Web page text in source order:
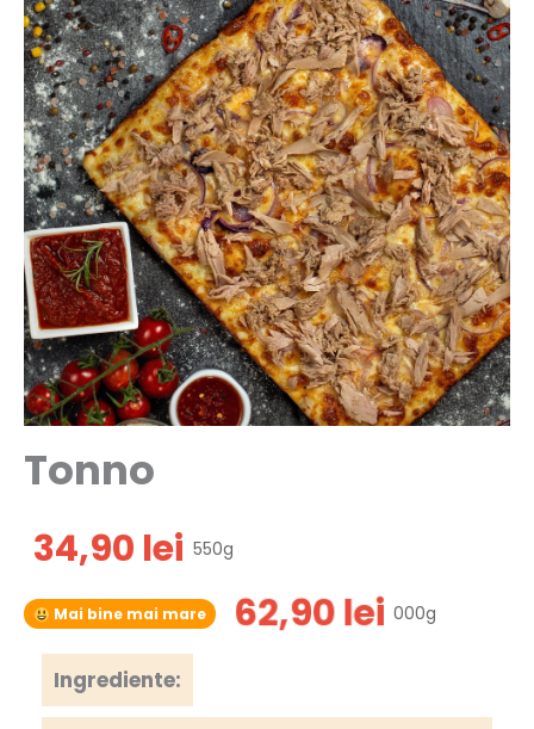
Tonno
34,90 lei 550g
Mai bine mai mare 62,90lei 000g
Ingrediente: